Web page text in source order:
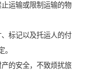
运输或限制运输的物
标记以及托运人的付
的安全，不致烦扰旅